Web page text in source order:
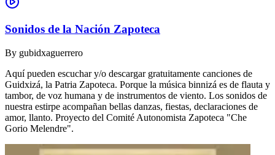
Sonidos de la Nación Zapoteca
By gubidxaguerrero
Aquí pueden escuchar y/o descargar gratuitamente canciones de
Guidxizá, la Patria Zapoteca. Porque la música binnizá es de flauta y
tambor, de voz humana y de instrumentos de viento. Los sonidos de
nuestra estirpe acompañan bellas danzas, fiestas, declaraciones de
amor, llanto. Proyecto del Comité Autonomista Zapoteca "Che
Gorio Melendre".